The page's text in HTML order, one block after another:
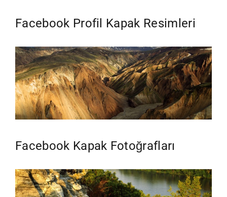
Facebook Profil Kapak Resimleri
Facebook Kapak Fotoğrafları